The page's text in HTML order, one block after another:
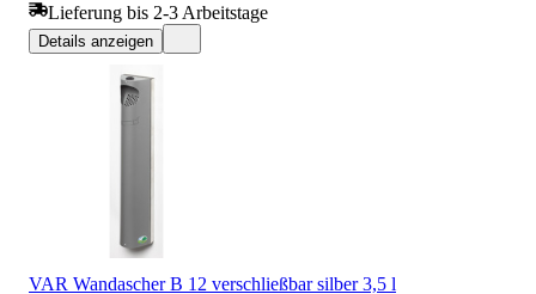
Lieferung bis 2-3 Arbeitstage
Details anzeigen
VAR Wandascher B 12 verschließbar silber 3,5 l